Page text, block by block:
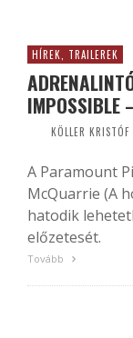
HÍREK, TRAILEREK
IMPOSSIBLE
KÖLLER KRISTÓF
A Paramount
McQuarrie (A
hatodik
előzetesét.
Tovább